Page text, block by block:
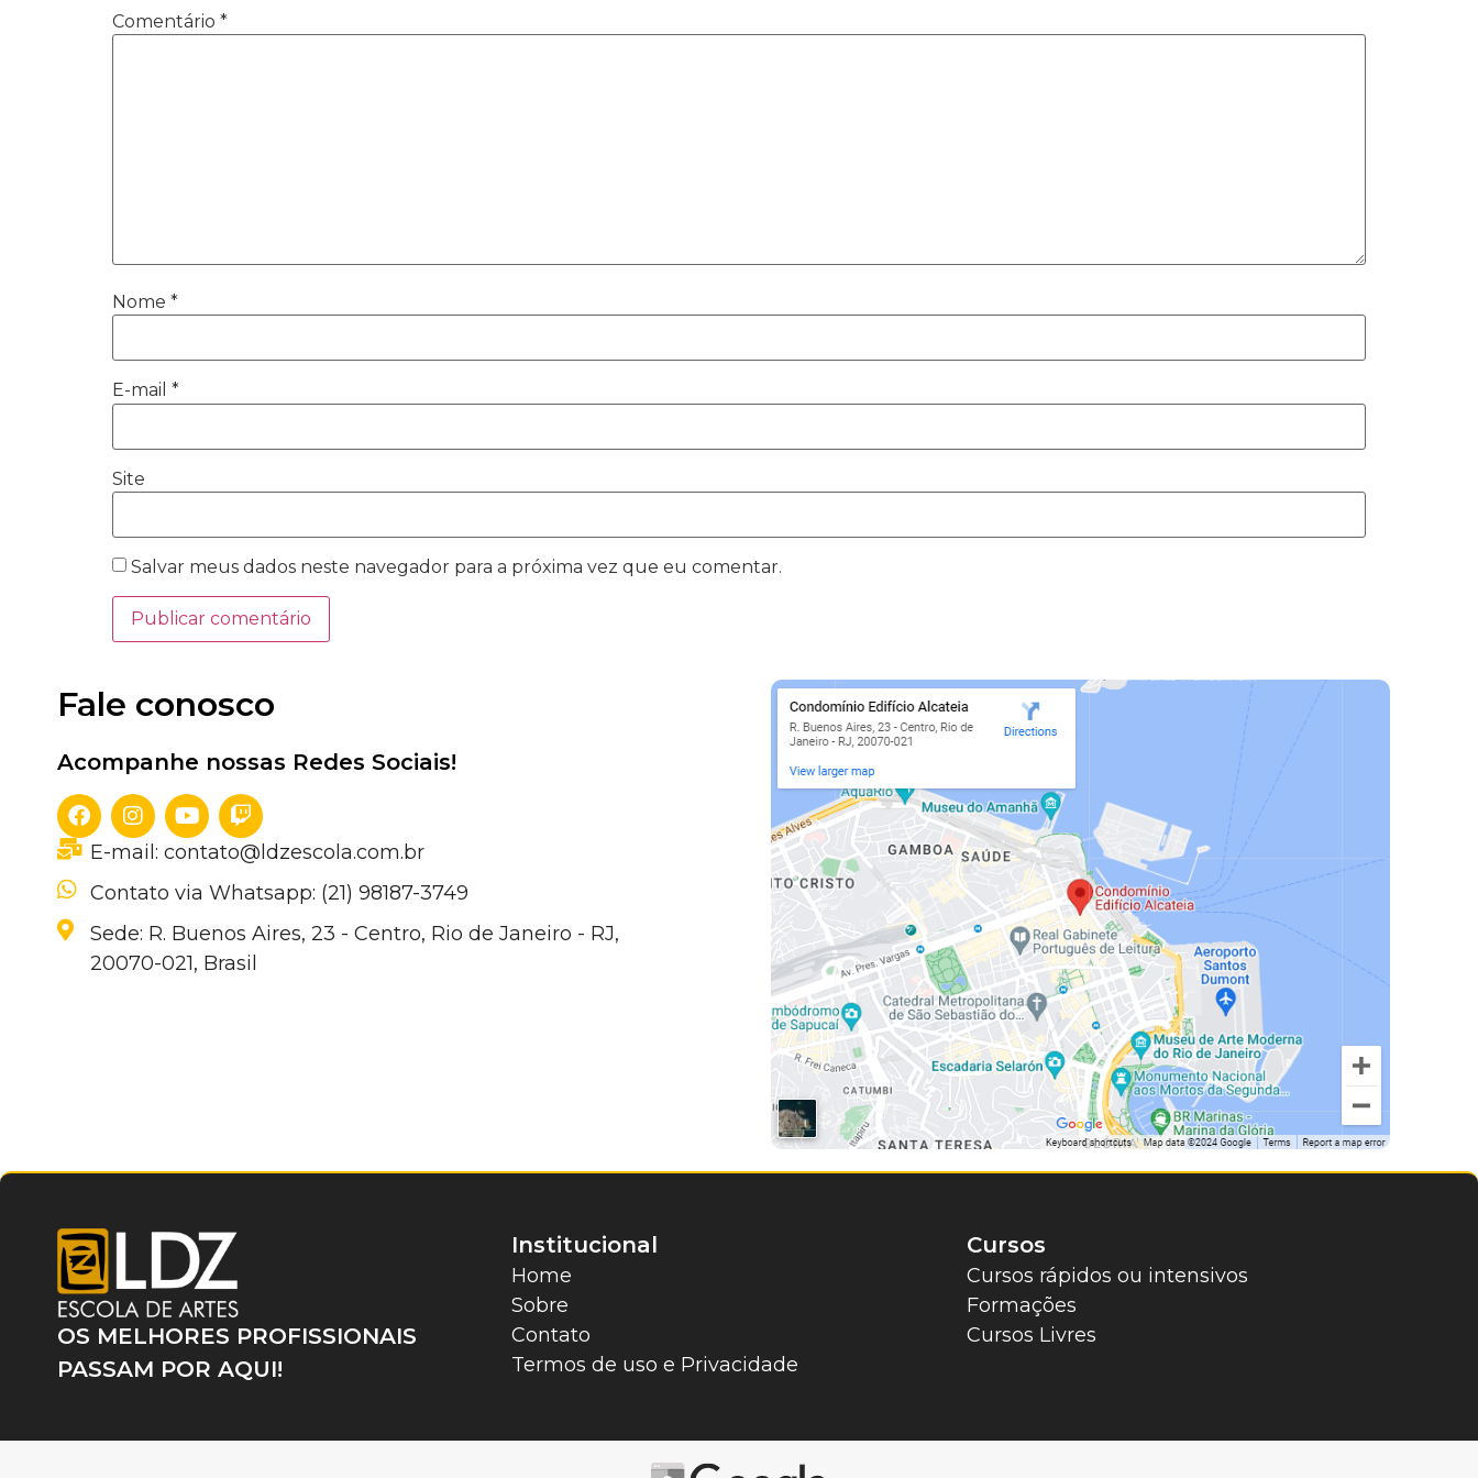
Comentário *
Nome *
E-mail *
Site
Salvar meus dados neste navegador para a próxima vez que eu comentar.
Fale conosco
Acompanhe nossas Redes Sociais!
E-mail: contato@ldzescola.com.br
Contato via Whatsapp: (21) 98187-3749
Sede: R. Buenos Aires, 23 - Centro, Rio de Janeiro - RJ,
20070-021, Brasil
OS MELHORES PROFISSIONAIS
PASSAM POR AQUI!
Institucional
Home
Sobre
Contato
Termos de uso e Privacidade
Cursos
Cursos rápidos ou intensivos
Formações
Cursos Livres